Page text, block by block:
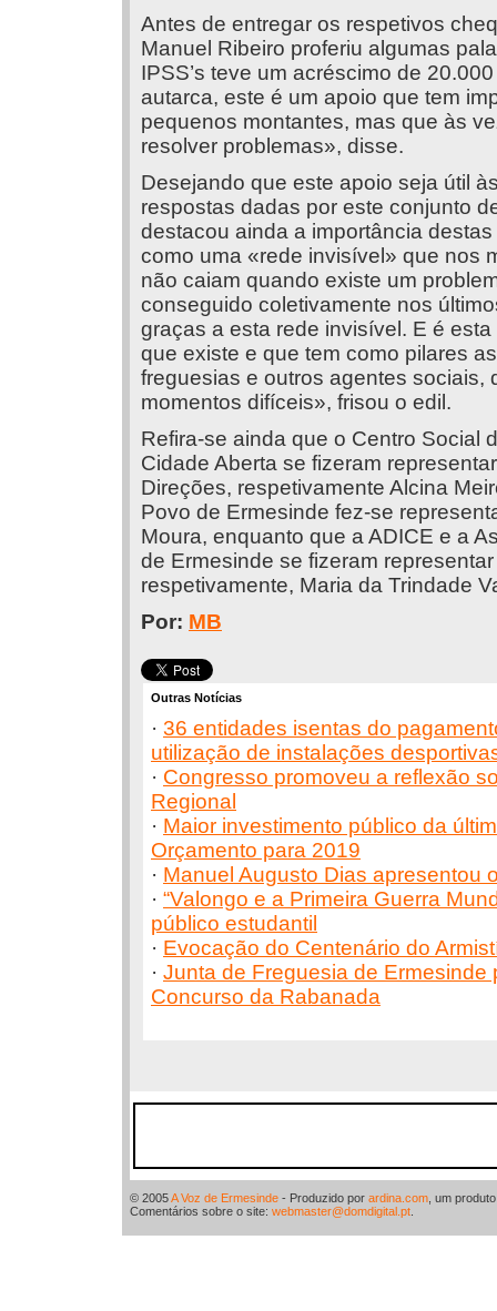
Antes de entregar os respetivos
Manuel Ribeiro proferiu algumas
IPSS’s teve um acréscimo de
autarca, este é um apoio que tem
pequenos montantes, mas que às
resolver problemas», disse.
Desejando que este apoio seja útil
respostas dadas por este conjunto
destacou ainda a importância
como uma «rede invisível» que nos
não caiam quando existe um
conseguido coletivamente nos
graças a esta rede invisível. E é
que existe e que tem como pilares
freguesias e outros agentes
momentos difíceis», frisou o edil.
Refira-se ainda que o Centro Social
Cidade Aberta se fizeram
Direções, respetivamente Alcina
Povo de Ermesinde fez-se
Moura, enquanto que a ADICE e a
de Ermesinde se fizeram
respetivamente, Maria da Trindade
Por: MB
Outras Notícias
· 36 entidades isentas do
utilização de instalações
· Congresso promoveu a reflexão
Regional
· Maior investimento público da
Orçamento para 2019
· Manuel Augusto Dias apresentou
· “Valongo e a Primeira Guerra
público estudantil
· Evocação do Centenário do
· Junta de Freguesia de Ermesinde
Concurso da Rabanada
© 2005A Voz de Ermesinde - Produzido por ardina.com , um
Comentários sobre o site: webmaster@domdigital.pt